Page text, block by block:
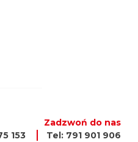
Zadzwoń do nas
153
Tel: 791 901 906